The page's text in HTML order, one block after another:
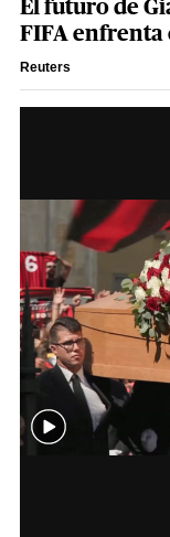
El futuro de
FIFA
Reuters